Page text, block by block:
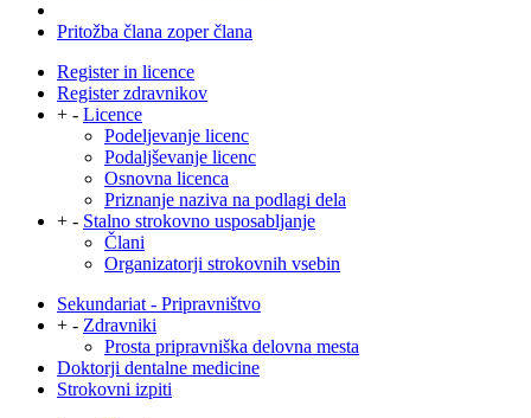
Pritožba člana zoper člana
Register in licence
Register zdravnikov
+ - Licence
Podeljevanje licenc
Podaljševanje licenc
Osnovna licenca
Priznanje naziva na podlagi dela
+ - Stalno strokovno usposabljanje
Člani
Organizatorji strokovnih vsebin
Sekundariat - Pripravništvo
+ - Zdravniki
Prosta pripravniška delovna mesta
Doktorji dentalne medicine
Strokovni izpiti